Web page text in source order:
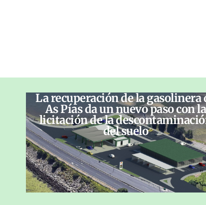
La recuperación de la gasolinera
As Pías da un nuevo paso con la
licitación de la
del suelo